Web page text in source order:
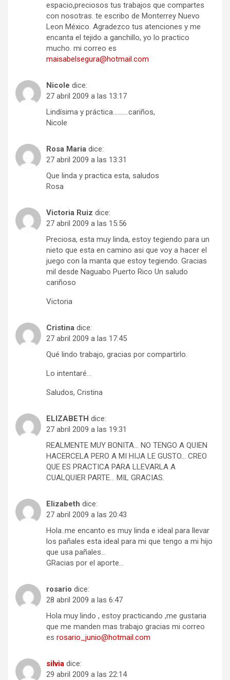
espacio,preciosos tus trabajos que compartes
con nosotras. te escribo de Monterrey Nuevo
Leon México. Agradezco tus atenciones y me
encanta el tejido a ganchillo, yo lo practico
mucho. mi correo es
maisabelsegura@hotmail.com
Nicole dice:
27 abril 2009 a las 13:17
Lindísima y práctica……….cariños,
Nicole
Rosa Maria dice:
27 abril 2009 a las 13:31
Que linda y practica esta, saludos
Rosa
Victoria Ruiz dice:
27 abril 2009 a las 15:56
Preciosa, esta muy linda, estoy tegiendo para un
nieto que esta en camino asi que voy a hacer el
juego con la manta que estoy tegiendo. Gracias
mil desde Naguabo Puerto Rico Un saludo
cariñoso
Victoria
Cristina dice:
27 abril 2009 a las 17:45
Qué lindo trabajo, gracias por compartirlo.
Lo intentaré…
Saludos, Cristina
ELIZABETH dice:
27 abril 2009 a las 19:31
REALMENTE MUY BONITA… NO TENGO A QUIEN
HACERCELA PERO A MI HIJA LE GUSTO… CREO
QUE ES PRACTICA PARA LLEVARLA A
CUALQUIER PARTE… MIL GRACIAS.
Elizabeth dice:
27 abril 2009 a las 20:43
Hola..me encanto es muy linda e ideal para llevar
los pañales esta ideal para mi que tengo a mi hijo
que usa pañales…
GRacias por el aporte…
rosario dice:
28 abril 2009 a las 6:47
Hola muy lindo , estoy practicando ,me gustaria
que me manden mas trabajo gracias mi correo
es rosario_junio@hotmail.com
silvia dice:
29 abril 2009 a las 22:14